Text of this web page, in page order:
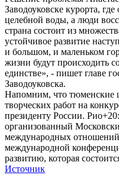
Заводоуковске курорта,
целебной воды, а люди
страна состоит из
устойчивое развитие
и большом, и маленьком
жизни будут происходить
единстве», - пишет главе
Заводоуковска.
Напомним, что тюменские
творческих работ на
президенту России.
организованный
международных
международной
развитию, которая
Источник